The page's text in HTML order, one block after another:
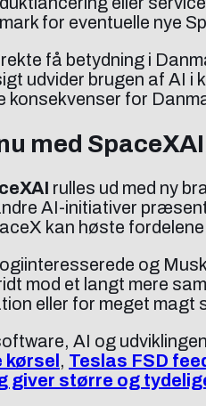
for eventuelle nye
få betydning i
udvider brugen af AI i
konsekvenser for
med
rulles ud med ny
AI-initiativer
kan høste
og
mod et langt mere
eller for meget magt
AI og
, Teslas FSD
giver større og